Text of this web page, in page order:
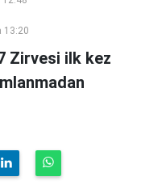
13:20
Zirvesi ilk kez